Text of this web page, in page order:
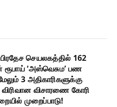
செயலகத்தில் 162
ரூபாய் ‘அஸ்வெசும’ பண
3 அதிகாரிகளுக்கு
விரிவான விசாரணை கோரி
முறைப்பாடு!